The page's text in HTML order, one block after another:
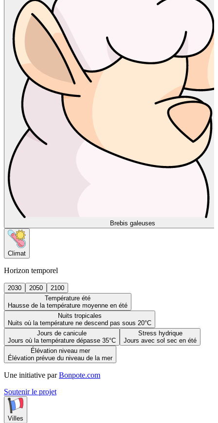
Brebis galeuses
Climat
Horizon temporel
2030 2050
2100
Température été
Hausse de la température moyenne en été
Nuits tropicales
Nuits où la température ne descend pas sous 20°C
Jours de canicule
Jours où la température dépasse 35°C
Stress hydrique
Jours avec sol sec en été
Élévation niveau mer
Élévation prévue du niveau de la mer
Une initiative par Bonpote.com
Soutenir le projet
Villes